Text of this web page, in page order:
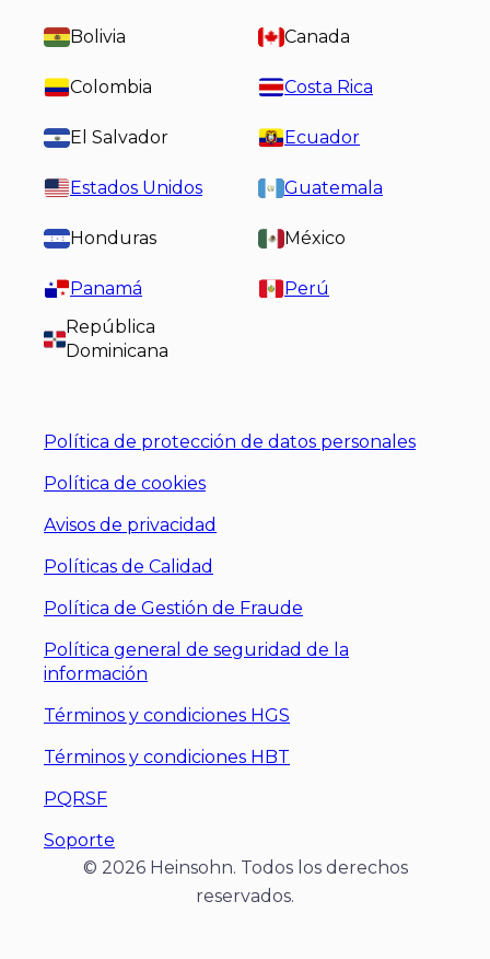
Bolivia Canada
Colombia Costa Rica
El Salvador Ecuador
Estados Unidos Guatemala
Honduras México
Panamá
Perú
República
Dominicana
Política de protección de datos personales
Política de cookies
Avisos de privacidad
Políticas de Calidad
Política de Gestión de Fraude
Política general de seguridad de la
información
Términos y condiciones HGS
Términos y condiciones HBT
PQRSF
Soporte
© 2026 Heinsohn. Todos los derechos
reservados.